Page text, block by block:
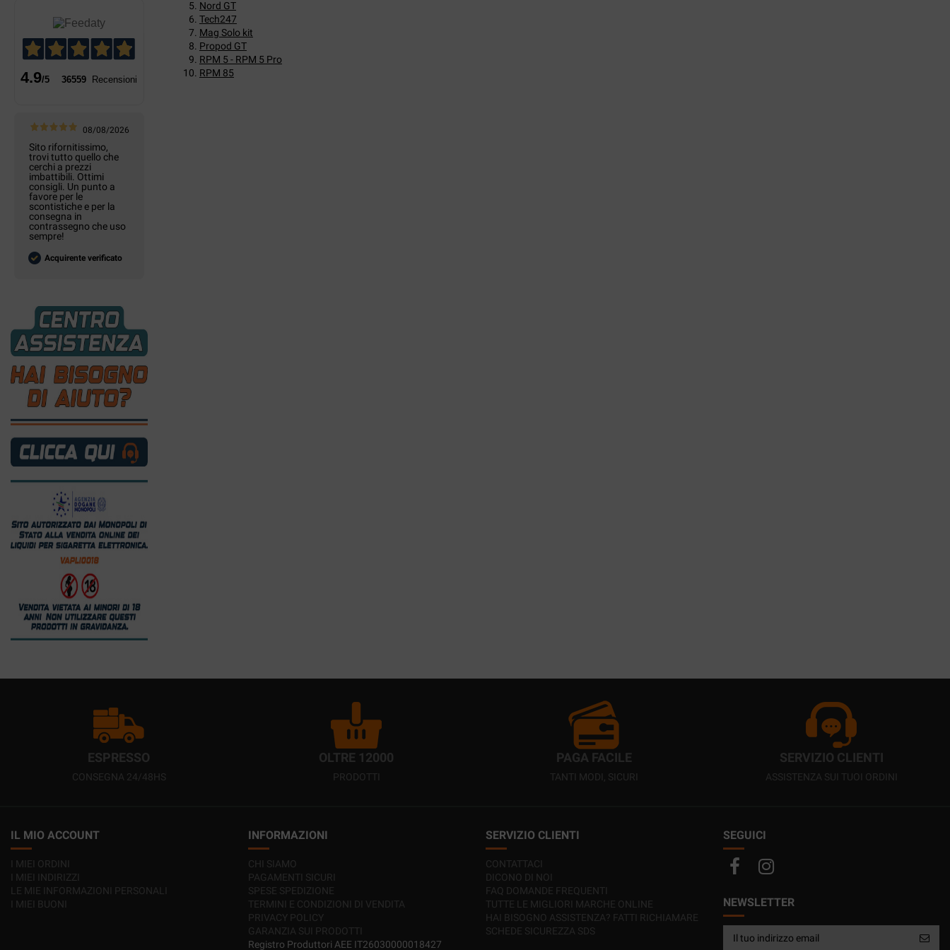
Nord GT
Tech247
Mag Solo kit
Propod GT
RPM 5 - RPM 5 Pro
RPM 85
4.9/5 36559 Recensioni
08/08/2026
Sito rifornitissimo,
trovi tutto quello che
cerchi a prezzi
imbattibili. Ottimi
consigli. Un punto a
favore per le
scontistiche e per la
consegna in
contrassegno che uso
sempre!
Acquirente verificato
ESPRESSO
CONSEGNA 24/48HS
OLTRE 12000
PRODOTTI
PAGA FACILE
TANTI MODI, SICURI
SERVIZIO CLIENTI
ASSISTENZA SUI TUOI ORDINI
IL MIO ACCOUNT
I MIEI ORDINI
I MIEI INDIRIZZI
LE MIE INFORMAZIONI PERSONALI
I MIEI BUONI
INFORMAZIONI
CHI SIAMO
PAGAMENTI SICURI
SPESE SPEDIZIONE
TERMINI E CONDIZIONI DI VENDITA
PRIVACY POLICY
GARANZIA SUI PRODOTTI
Registro Produttori AEE IT26030000018427
SERVIZIO CLIENTI
CONTATTACI
DICONO DI NOI
FAQ DOMANDE FREQUENTI
TUTTE LE MIGLIORI MARCHE ONLINE
HAI BISOGNO ASSISTENZA? FATTI RICHIAMARE
SCHEDE SICUREZZA SDS
SEGUICI
NEWSLETTER